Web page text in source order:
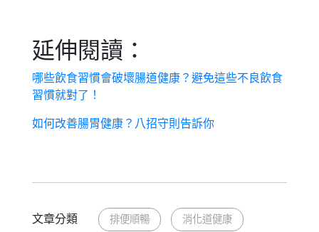
延伸閱讀：
哪些飲食習慣會破壞腸道健康？避免這些不良飲食
習慣就對了！
如何改善腸胃健康？八招守則告訴你
文章分類 排便順暢 消化道健康